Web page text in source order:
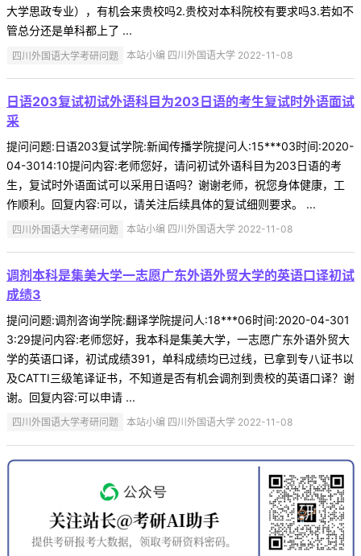
大学思政专业），有机会来贵校吗2.贵校对本科院校有要求吗3.若如不
管总分还是单科都上了 ...
四川外国语大学考研问题 本站小编 四川外国语大学 2022-11-08
日语203复试初试外语科目为203日语的考生复试时外语面试
采
提问问题:日语203复试学院:新闻传播学院提问人:15***03时间:2020-
04-3014:10提问内容:老师您好，请问初试外语科目为203日语的考
生，复试时外语面试可以采用日语吗？谢谢老师，祝您身体健康，工
作顺利。回复内容:可以，请关注后续具体的复试细则要求。 ...
四川外国语大学考研问题 本站小编 四川外国语大学 2022-11-08
调剂本科是集美大学一志愿广东外语外贸大学的英语口译初试
成绩3
提问问题:调剂咨询学院:翻译学院提问人:18***06时间:2020-04-301
3:29提问内容:老师您好，我本科是集美大学，一志愿广东外语外贸大
学的英语口译，初试成绩391，单科成绩均已过线，已拿到专八证书以
及CATTI三级笔译证书，不知道是否有机会调剂到贵校的英语口译？谢
谢。回复内容:可以申请 ...
四川外国语大学考研问题 本站小编 四川外国语大学 2022-11-08